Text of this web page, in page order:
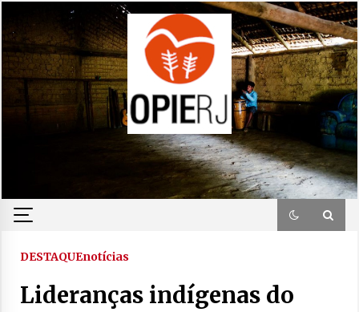
to
content
DESTAQUEnotícias
Lideranças indígenas do